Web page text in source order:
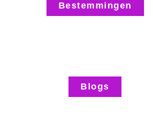
Bestemmingen
Blogs